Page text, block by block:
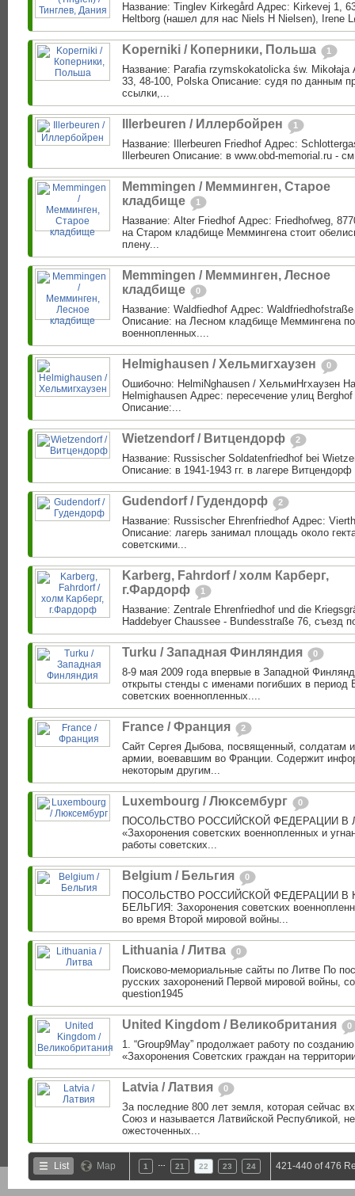
Название: Tinglev Kirkegård Адрес: Kirkevej 1,
Heltborg (нашел для нас Niels H Nielsen), Irene
Koperniki / Коперники, Польша 1
Название: Parafia rzymskokatolicka św.
33, 48-100, Polska Описание: судя по данным
ссылки,...
Illerbeuren / Иллербойрен 1
Название: Illerbeuren Friedhof Адрес:
Illerbeuren Описание: в www.obd-memorial.ru -
Memmingen / Мемминген, Старое
кладбище
1
Название: Alter Friedhof Адрес: Friedhofweg,
на Старом кладбище Меммингена стоит
плену...
Memmingen / Мемминген, Лесное
кладбище
0
Название: Waldfiedhof Адрес:
Описание: на Лесном кладбище Меммингена
военнопленных....
Helmighausen / Хельмигхаузен 0
Ошибочно: HelmiNghausen / ХельмиНгхаузен
Helmighausen Адрес: пересечение улиц
Описание:...
Wietzendorf / Витцендорф 2
Название: Russischer Soldatenfriedhof bei
Описание: в 1941-1943 гг. в лагере
Gudendorf / Гудендорф 2
Название: Russischer Ehrenfriedhof Адрес:
Описание: лагерь занимал площадь около
советскими...
Karberg, Fahrdorf / холм Карберг,
г.Фардорф
1
Название: Zentrale Ehrenfriedhof und die
Haddebyer Chaussee - Bundesstraße 76, съезд
Turku / Западная Финляндия 0
8-9 мая 2009 года впервые в Западной
открыты стенды с именами погибших в период
советских военнопленных....
France / Франция 2
Сайт Cергея Дыбова, посвященный, солдатам
армии, воевавшим во Франции. Содержит
некоторым другим...
Luxembourg / Люксембург 0
ПОСОЛЬСТВО РОССИЙСКОЙ ФЕДЕРАЦИИ В
«Захоронения советских военнопленных и
работы советских...
Belgium / Бельгия 0
ПОСОЛЬСТВО РОССИЙСКОЙ ФЕДЕРАЦИИ В
БЕЛЬГИЯ: Захоронения советских
во время Второй мировой войны...
Lithuania / Литва 0
Поисково-мемориальные сайты по Литве По
русских захоронений Первой мировой войны,
question1945
United Kingdom / Великобритания 0
1. “Group9May” продолжает работу по
«Захоронения Советских граждан на
Latvia / Латвия 0
За последние 800 лет земля, которая сейчас
Союз и называется Латвийской Республикой,
ожесточенных...
List Map 1 21 22 23 24 421-440 of 476